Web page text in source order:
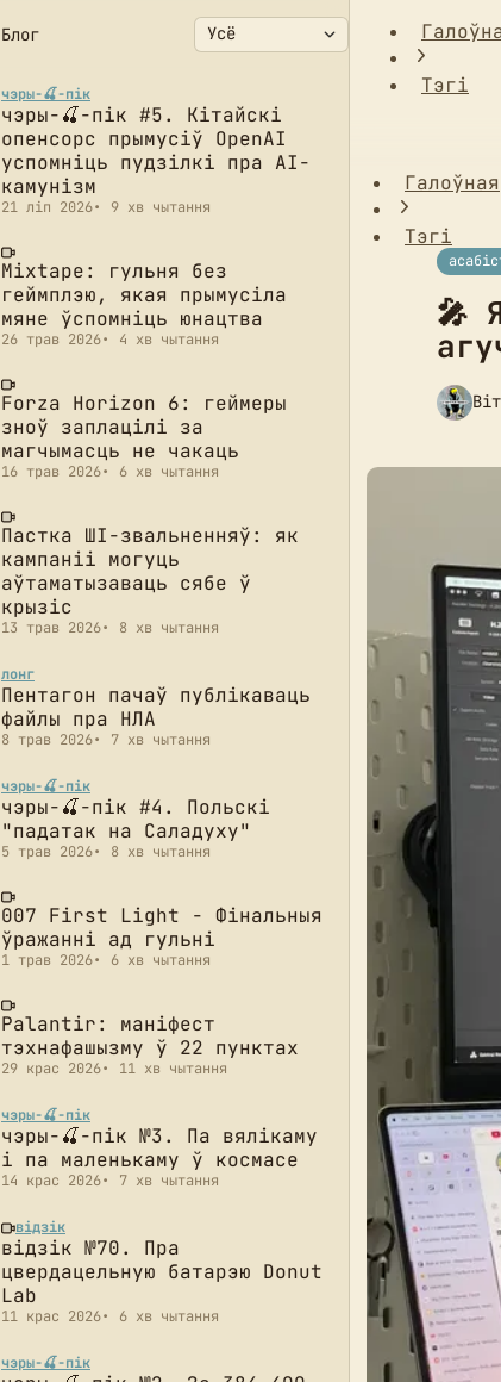
Тэгі
🎤 Як я
Галоўная
Тэгі
🎤
Блог
чэры-🍒-пік
чэры-🍒-пік #5. Кітайскі
опенсорс прымусіў OpenAI
успомніць пудзілкі пра AI-
камунізм
21 ліп 2026 9 хв чытання
Mixtape: гульня без
геймплэю, якая прымусіла
мяне ўспомніць юнацтва
26 трав 2026 4 хв чытання
Forza Horizon 6: геймеры
зноў заплацілі за
магчымасць не чакаць
16 трав 2026 6 хв чытання
Пастка ШІ-звальненняў: як
кампаніі могуць
аўтаматызаваць сябе ў
крызіс
13 трав 2026 8 хв чытання
лонг
Пентагон пачаў публікаваць
файлы пра НЛА
8 трав 2026 7 хв чытання
чэры-🍒-пік
чэры-🍒-пік #4. Польскі
"падатак на Саладуху"
5 трав 2026 8 хв чытання
007 First Light - Фінальныя
ўражанні ад гульні
1 трав 2026 6 хв чытання
Palantir: маніфест
тэхнафашызму ў 22 пунктах
29 крас 2026 11 хв чытання
чэры-🍒-пік
чэры-🍒-пік №3. Па вялікаму
і па маленькаму ў космасе
14 крас 2026 7 хв чытання
відзік
відзік №70. Пра
цвердацельную батарэю Donut
Lab
11 крас 2026 6 хв чытання
чэры-🍒-пік